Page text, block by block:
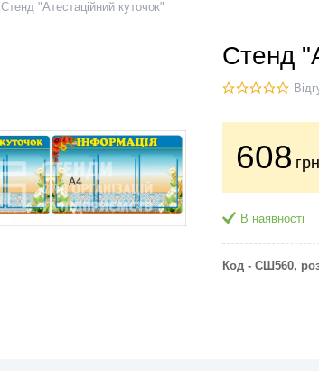
Стенд "Атестаційний куточок"
Стенд
608
В наявності
Код - СШ560, р